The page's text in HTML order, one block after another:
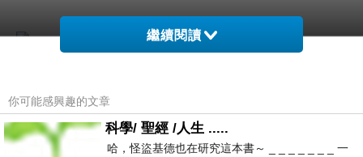
繼續閱讀
你可能感興趣的文章
科學/ 聖經 /人生 .....
哈，怪盜基德也在研究這本書～ _ _ _ _ _ _ _ 一